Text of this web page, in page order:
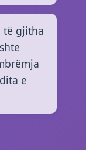
të gjitha
e